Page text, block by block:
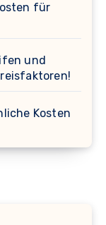
für
und
Kosten